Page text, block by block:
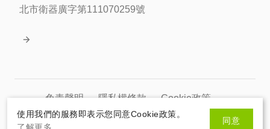
北市衛器廣字第111070259號
免責聲明 隱私權條款 Cookie政策
使用我們的服務即表示您同意Cookie政策。
同意